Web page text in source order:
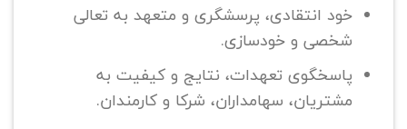
خود انتقادی، پرسشگری و متعهد به تعالی
شخصی و خودسازی.
پاسخگوی تعهدات، نتایج و کیفیت به
مشتریان، سهامداران، شرکا و کارمندان.